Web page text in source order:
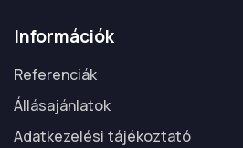
Információk
Referenciák
Állásajánlatok
Adatkezelési tájékoztató